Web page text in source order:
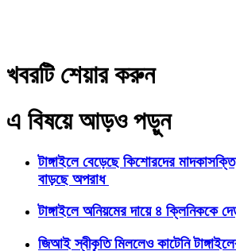
খবরটি শেয়ার করুন
এ বিষয়ে আড়ও পড়ুন
টাঙ্গাইলে বেড়েছে কিশোরদের
বাড়ছে অপরাধ
টাঙ্গাইলে অনিয়মের দায়ে ৪ ক্লিনিককে
জিআই স্বীকৃতি মিললেও কাটেনি